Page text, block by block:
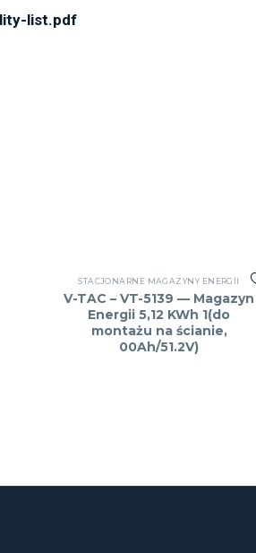
list.pdf
STACJONARNE MAGAZYNY ENERGII
V-TAC – VT-5139 — Magazyn
Energii 5,12 KWh 1(do
montażu na ścianie,
00Ah/51.2V)